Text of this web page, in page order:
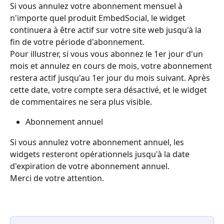
Si vous annulez votre abonnement mensuel à
n'importe quel produit EmbedSocial, le widget
continuera à être actif sur votre site web jusqu'à la
fin de votre période d'abonnement.
Pour illustrer, si vous vous abonnez le 1er jour d'un
mois et annulez en cours de mois, votre abonnement
restera actif jusqu'au 1er jour du mois suivant. Après
cette date, votre compte sera désactivé, et le widget
de commentaires ne sera plus visible.
Abonnement annuel
Si vous annulez votre abonnement annuel, les
widgets resteront opérationnels jusqu'à la date
d'expiration de votre abonnement annuel.
Merci de votre attention.